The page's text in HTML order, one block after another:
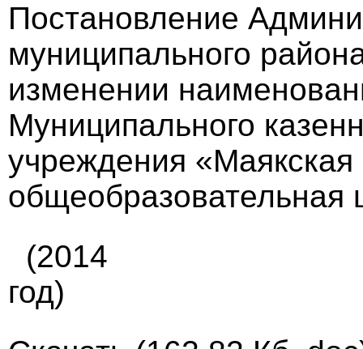
Постановление
муниципального
изменении
Муниципального
учреждения «Маякская
общеобразовательная
(2014
год)